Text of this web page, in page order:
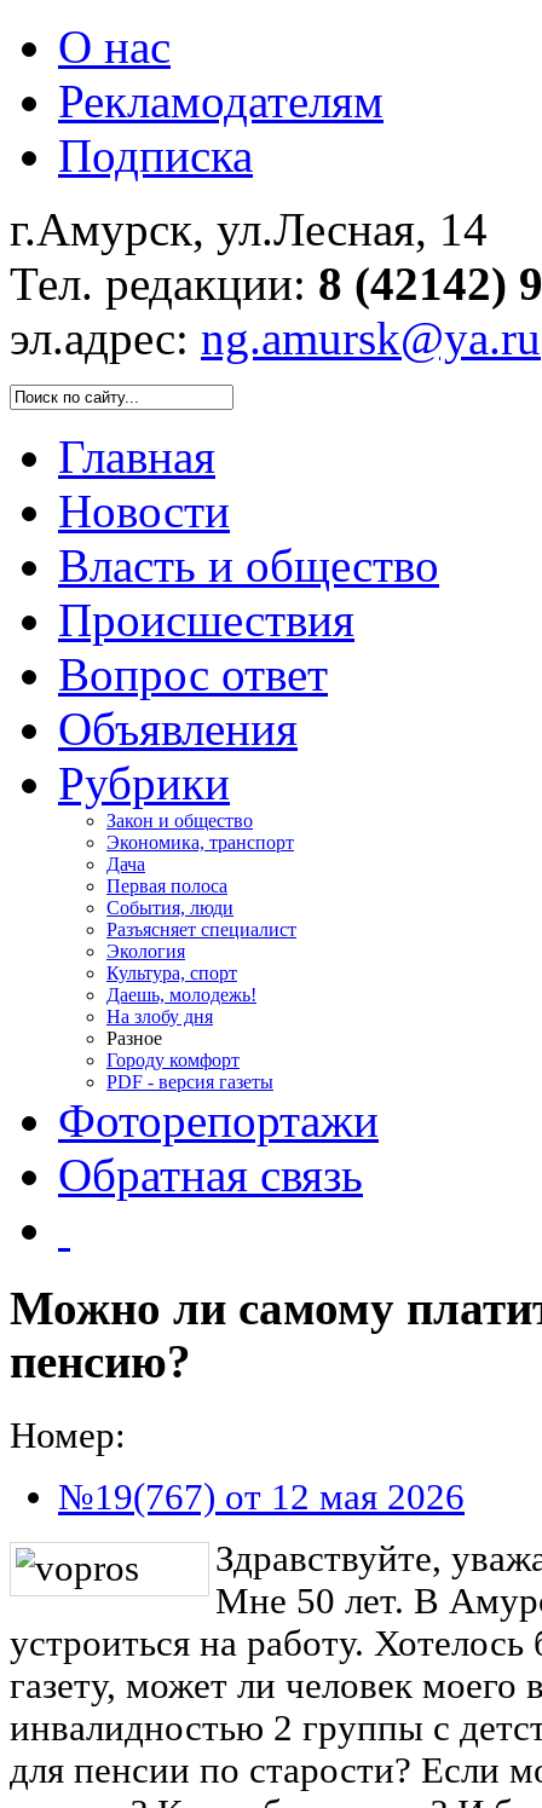
О нас
Рекламодателям
Подписка
г.Амурск, ул.Лесная, 14
Тел. редакции: 8 (42142)
эл.адрес: ng.amursk@ya.ru
Главная
Новости
Власть и общество
Происшествия
Вопрос ответ
Объявления
Рубрики
Закон и общество
Экономика, транспорт
Дача
Первая полоса
События, люди
Разъясняет специалист
Экология
Культура, спорт
Даешь, молодежь!
На злобу дня
Разное
Городу комфорт
PDF - версия газеты
Фоторепортажи
Обратная связь
Можно ли самому
пенсию?
Номер:
№19(767) от 12 мая 2026
Здравствуйте,
Мне 50 лет. В
устроиться на работу.
газету, может ли человек моего
инвалидностью 2 группы с
для пенсии по старости? Если